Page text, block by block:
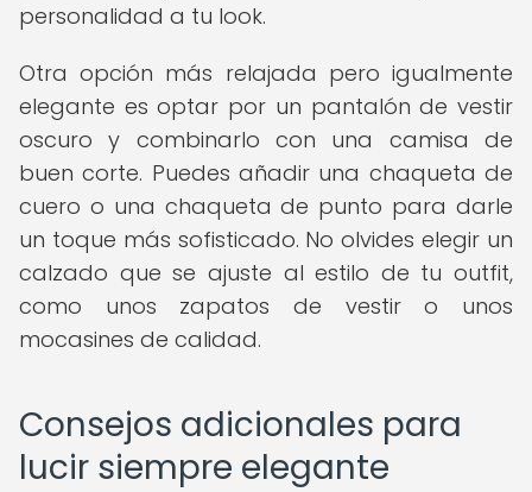
personalidad a tu look.
Otra opción más relajada pero igualmente
elegante es optar por un pantalón de vestir
oscuro y combinarlo con una camisa de
buen corte. Puedes añadir una chaqueta de
cuero o una chaqueta de punto para darle
un toque más sofisticado. No olvides elegir un
calzado que se ajuste al estilo de tu outfit,
como unos zapatos de vestir o unos
mocasines de calidad.
Consejos adicionales para
lucir siempre elegante